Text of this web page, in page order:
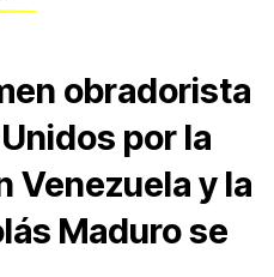
obradorista
por la
Venezuela y la
Maduro se